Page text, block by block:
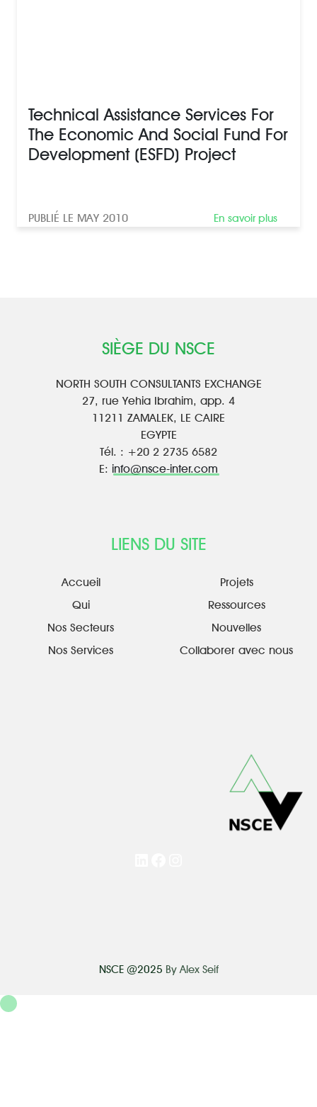
Technical Assistance Services For
The Economic And Social Fund For
Development (ESFD) Project
PUBLIÉ LE MAY 2010 En savoir plus
SIÈGE DU NSCE
NORTH SOUTH CONSULTANTS EXCHANGE
27, rue Yehia Ibrahim, app. 4
11211 ZAMALEK, LE CAIRE
EGYPTE
Tél. : +20 2 2735 6582
E: info@nsce-inter.com
LIENS DU SITE
Accueil
Qui
Nos Secteurs
Nos Services
Projets
Ressources
Nouvelles
Collaborer avec nous
NSCE @2025 By Alex Seif